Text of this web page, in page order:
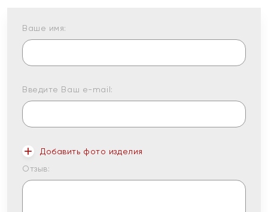
Ваше имя:
Введите Ваш e-mail:
Добавить фото изделия
Отзыв: